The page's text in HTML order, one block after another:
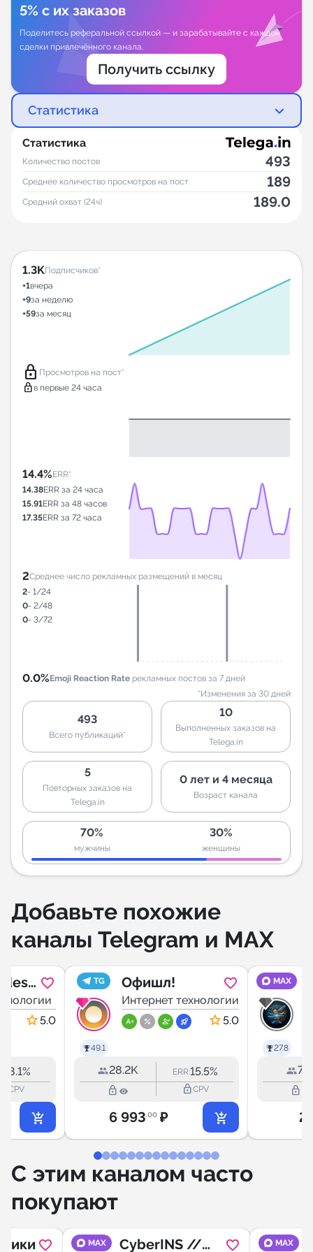
5% с их заказов
Поделитесь реферальной ссылкой — и зарабатывайте с каждой
сделки привлечённого канала.
Получить ссылку
Статистика
Статистика
Количество постов 493
Среднее количество просмотров на пост 189
Средний охват (24ч) 189.0
1.3KПодписчиков*
+1вчера
+9за неделю
+59за месяц
lock Просмотров на пост*
lock в первые 24 часа
14.4%ERR*
14.38ERR за 24 часа
15.91ERR за 48 часов
17.35ERR за 72 часа
2Среднее число рекламных размещений в месяц
2- 1/24
0- 2/48
0- 3/72
0.0%Emoji Reaction Rate рекламных постов за 7 дней
*Изменения за 30 дней
493
Всего публикаций*
10
Выполненных заказов на
Telega.in
5
Повторных заказов на
Telega.in
0 лет и 4 месяца
Возраст канала
70%
мужчины
30%
женщины
Добавьте похожие
каналы Telegram и MAX
|
5.0
8.1%
CPV
TG
49.1
Офишл!
Интернет технологии
5.0
28.2K ERR:15.5%
lock_outline lock_outlineCPV
6 993.00 ₽
MAX
27.8
lock_outline
С этим каналом часто
покупают
MAX
CyberINS //
MAX